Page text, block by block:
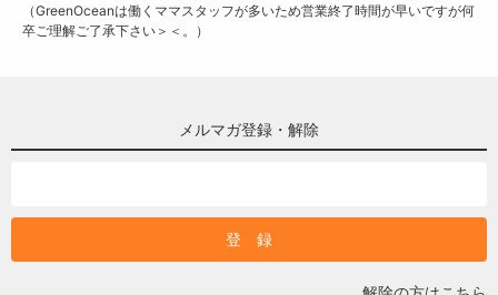
（GreenOceanは働くママスタッフが多いため営業終了時間が早いですが何
卒ご理解ご了承下さい＞＜。）
メルマガ登録・解除